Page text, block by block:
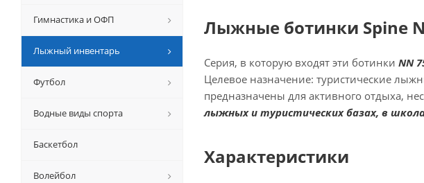
Лыжные ботинки Spine
Серия, в которую входят эти ботинки NN
Целевое назначение: туристические
предназначены для активного отдыха,
лыжных и туристических базах, в
Характеристики
Гимнастика и ОФП
Лыжный инвентарь
Футбол
Водные виды спорта
Баскетбол
Волейбол